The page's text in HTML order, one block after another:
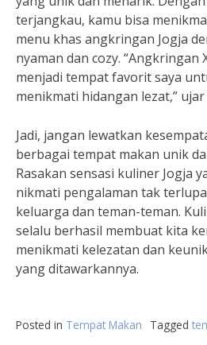
terjangkau, kamu bisa
menu khas angkringan Jogja
nyaman dan cozy. “Angkringan
menjadi tempat favorit saya
menikmati hidangan lezat,”
Jadi, jangan lewatkan
berbagai tempat makan unik
Rasakan sensasi kuliner Jogja
nikmati pengalaman tak
keluarga dan teman-teman.
selalu berhasil membuat kita
menikmati kelezatan dan
yang ditawarkannya.
Posted in Tempat Makan Tagged